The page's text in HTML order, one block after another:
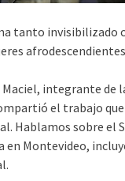
tanto invisibilizado
integrante de
el trabajo
sobre el
Montevideo,